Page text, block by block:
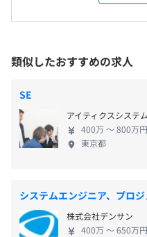
期末には、設定した目標
決まり、その結果に応じ
＜変更範囲＞
従業員に対する受動喫煙
り）
※プロジェクトにより一
平均残業時間：平均15〜20
■年間休日125日
■完全週休2日制（土・日）
■年末年始休暇（4日）
■年次有給休暇
■慶弔休暇
類似したおすすめの求人
SE
アイティクスシステ
400万 〜 800万円
東京都
システムエンジニア、プロ
株式会社デンサン
400万 〜 650万円